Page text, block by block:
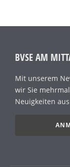
BVSE AM
Mit unserem
wir Sie
Neuigkeiten